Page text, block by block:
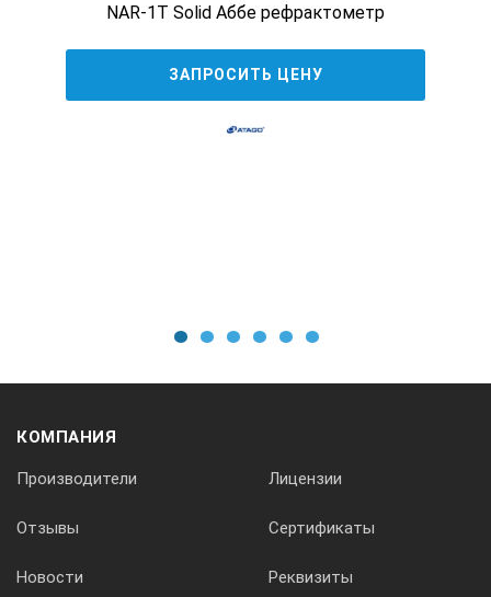
NAR-1T Solid Аббе рефрактометр
ЗАПРОСИТЬ ЦЕНУ
КОМПАНИЯ
Производители Лицензии
Отзывы Сертификаты
Новости Реквизиты